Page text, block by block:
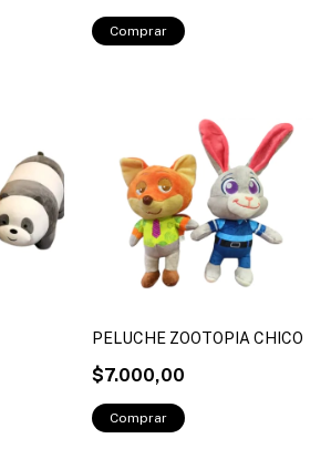
PELUCHE ZOOTOPIA CHICO
$7.000,00